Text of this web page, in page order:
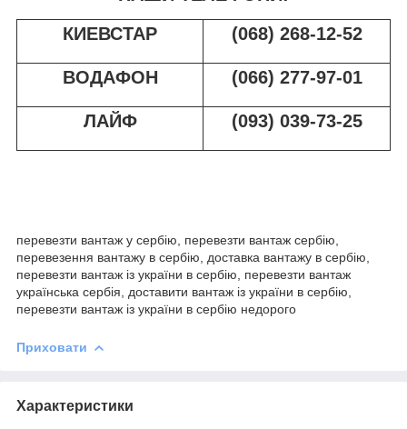
КИЕВСТАР
(068) 268-12-52
ВОДАФОН (066) 277-97-01
ЛАЙФ (093) 039-73-25
перевезти вантаж у сербію, перевезти вантаж сербію,
перевезення вантажу в сербію, доставка вантажу в сербію,
перевезти вантаж із україни в сербію, перевезти вантаж
українська сербія, доставити вантаж із україни в сербію,
перевезти вантаж із україни в сербію недорого
Приховати
Характеристики